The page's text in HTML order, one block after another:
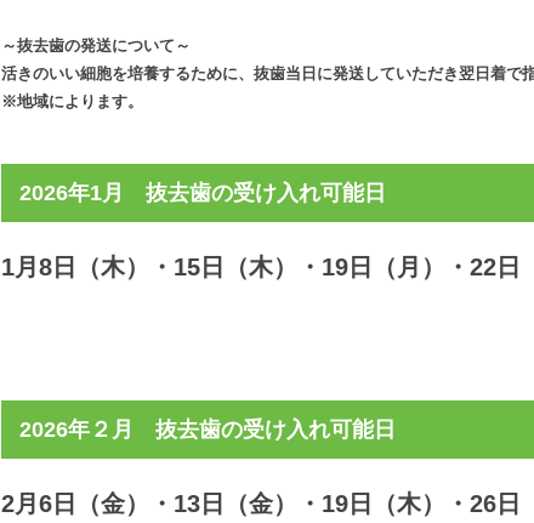
～抜去歯の発送について～
活きのいい細胞を培養するために、抜歯当日に発送していただき翌日着で
※地域によります。
2026年1月 抜去歯の受け入れ可能日
1月8日（木）・15日（木）・19日（月）・22日
2026年２月 抜去歯の受け入れ可能日
2月6日（金）・13日（金）・19日（木）・26日